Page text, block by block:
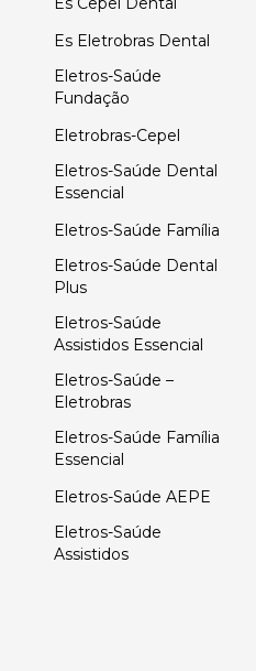
Es Eletrobras Dental
Eletros-Saúde
Fundação
Eletrobras-Cepel
Eletros-Saúde Dental
Essencial
Eletros-Saúde Família
Eletros-Saúde Dental
Plus
Eletros-Saúde
Assistidos Essencial
Eletros-Saúde –
Eletrobras
Eletros-Saúde Família
Essencial
Eletros-Saúde AEPE
Eletros-Saúde
Assistidos